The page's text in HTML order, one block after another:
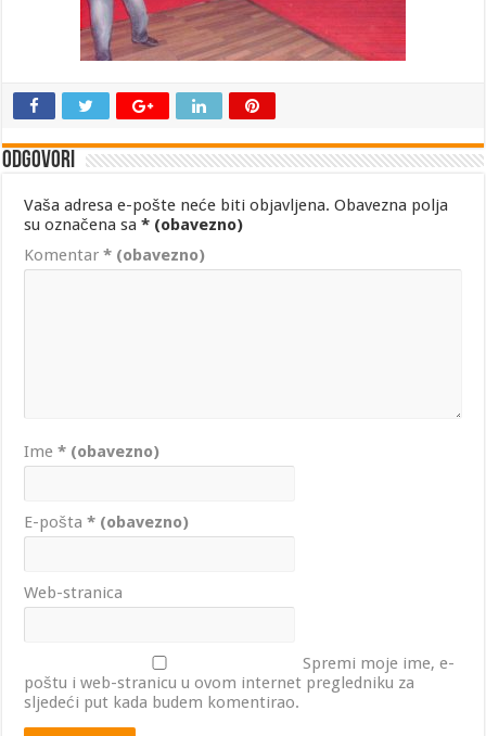
Odgovori
Vaša adresa e-pošte neće biti objavljena. Obavezna polja
su označena sa* (obavezno)
Komentar* (obavezno)
Ime* (obavezno)
E-pošta* (obavezno)
Web-stranica
Spremi moje ime, e-
poštu i web-stranicu u ovom internet pregledniku za
sljedeći put kada budem komentirao.